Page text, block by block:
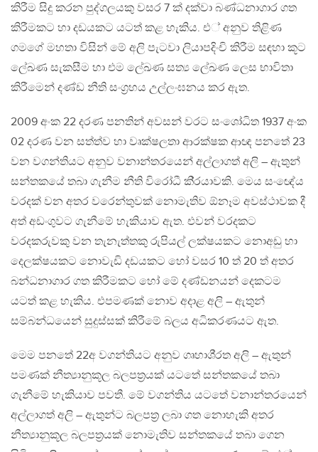
කිරීම සිදු කරන පුද්ගලයකු වසර 7 ක් දක්වා බණ්ධනාගාර ගත
කිරීමකට හා දඩයකට යටත් කළ හැකිය. එ් අනුව තිළිණ
ගමගේ මහතා විසින් මේ අලි පැටවා ලියාපදිංචි කිරීම සඳහා කූට
ලේඛණ සැකසීම හා එම ලේඛණ සත්‍ය ලේඛණ ලෙස භාවිතා
කිරීමෙන් දණ්ඩ නීති සංග‍්‍රහය උල්ලංඝනය කර ඇත.
2009 අංක 22 දරණ පනතින් අවසන් වරට සංශෝධිත 1937 අංක
02 දරණ වන සත්ත්ව හා වෘක්ෂලතා ආරක්ෂක ආඥ පනතේ 23
වන වගන්තියට අනුව වනාන්තරයෙන් අල්ලාගත් අලි – ඇතුන්
සන්තකයේ තබා ගැනීම නීති විරෝධී කි‍්‍රයාවකි. මෙය සංඥේය
වරදක් වන අතර වරෙන්තුවක් නොමැතිව ඕනෑම අවස්ථාවක දී
අත් අඩංගුවට ගැනීමේ හැකියාව ඇත. එවන් වරදකට
වරදකරුවකු වන තැනැත්තකු රුපියල් ලක්ෂයකට නොඅඩු හා
දෙලක්ෂයකට නොවැඩි දඩයකට හෝ වසර 10 ත් 20 ත් අතර
බන්ධනාගාර ගත කිරීමකට හෝ මේ දණ්ඩනයන් දෙකටම
යටත් කළ හැකිය. එපමණක් නොව අදාළ අලි – ඇතුන්
සම්බන්ධයෙන් සුදුස්සක් කිරීමේ බලය අධිකරණයට ඇත.
මෙම පනතේ 22අ වගන්තියට අනුව ගෘහාශි‍්‍රත අලි – ඇතුන්
පමණක් නීත්‍යානුකූල බලපත‍්‍රයක් යටතේ සන්තකයේ තබා
ගැනීමේ හැකියාව පවතී. මේ වගන්තිය යටතේ වනාන්තරයෙන්
අල්ලාගත් අලි – ඇතුන්ට බලපත‍්‍ර ලබා ගත නොහැකි අතර
නීත්‍යානුකූල බලපත‍්‍රයක් නොමැතිව සන්තකයේ තබා ගෙන